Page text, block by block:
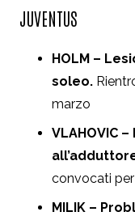
JUVENTUS
HOLM –
soleo.
marzo
VLAHOVIC
convocati per
MILIK –